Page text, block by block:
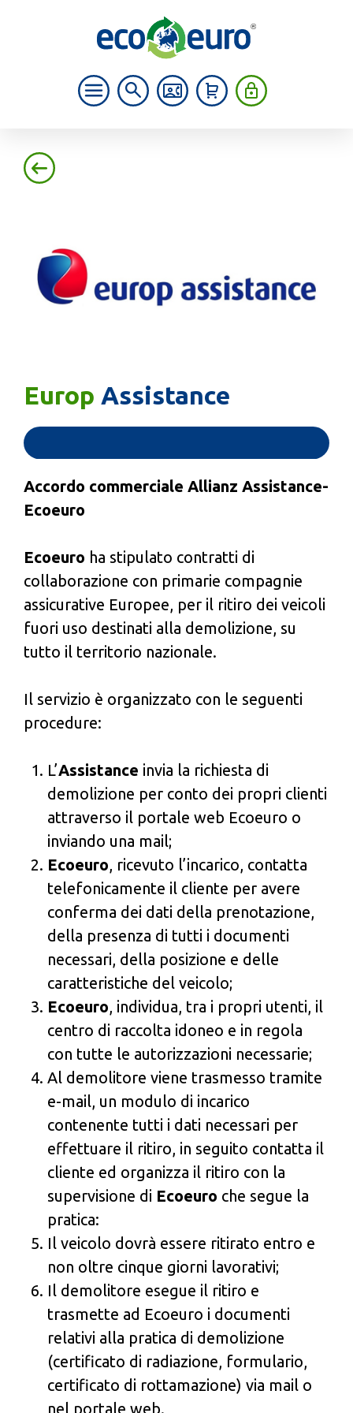
Europ Assistance
Accordo commerciale Allianz Assistance-
Ecoeuro
Ecoeuro ha stipulato contratti di
collaborazione con primarie compagnie
assicurative Europee, per il ritiro dei veicoli
fuori uso destinati alla demolizione, su
tutto il territorio nazionale.
Il servizio è organizzato con le seguenti
procedure:
L’Assistance invia la richiesta di
demolizione per conto dei propri clienti
attraverso il portale web Ecoeuro o
inviando una mail;
Ecoeuro, ricevuto l’incarico, contatta
telefonicamente il cliente per avere
conferma dei dati della prenotazione,
della presenza di tutti i documenti
necessari, della posizione e delle
caratteristiche del veicolo;
Ecoeuro, individua, tra i propri utenti, il
centro di raccolta idoneo e in regola
con tutte le autorizzazioni necessarie;
Al demolitore viene trasmesso tramite
e-mail, un modulo di incarico
contenente tutti i dati necessari per
effettuare il ritiro, in seguito contatta il
cliente ed organizza il ritiro con la
supervisione di Ecoeuro che segue la
pratica:
Il veicolo dovrà essere ritirato entro e
non oltre cinque giorni lavorativi;
Il demolitore esegue il ritiro e
trasmette ad Ecoeuro i documenti
relativi alla pratica di demolizione
(certificato di radiazione, formulario,
certificato di rottamazione) via mail o
nel portale web.